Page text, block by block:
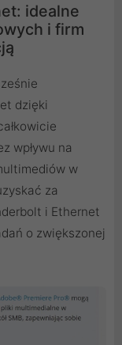
idealne
i firm
dzięki
wpływu na
w
za
i Ethernet
o zwiększonej